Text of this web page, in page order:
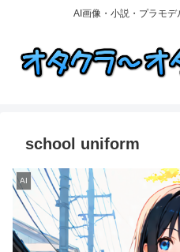
AI画像・小説・プラモ
school uniform
AI